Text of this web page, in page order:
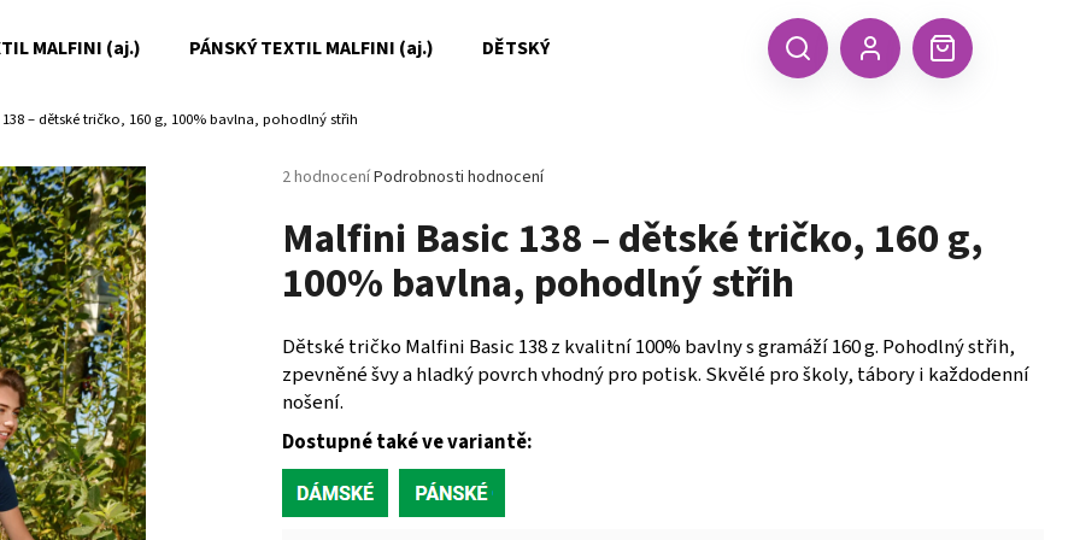
MALFINI (aj.) PÁNSKÝ TEXTIL MALFINI (aj.) DĚTSKÝ TEXTIL MALFINI (aj.) ČEPICE, KŠILTOVKY, ŠÁTKY A
Hledat Nákupní
– dětské tričko, 160 g, 100% bavlna, pohodlný střih
Průměrné
produktu
je
5,0
z
hvězdiček.
2 hodnoceníPodrobnosti hodnocení
Malfini Basic 138 – dětské tričko, 160 g,
100% bavlna, pohodlný střih
Dětské tričko Malfini Basic 138 z kvalitní 100% bavlny s gramáží 160 g. Pohodlný střih,
zpevněné švy a hladký povrch vhodný pro potisk. Skvělé pro školy, tábory i každodenní
nošení.
Dostupné také ve variantě:
Co potřebujete najít?
HLEDAT
Doporučujeme